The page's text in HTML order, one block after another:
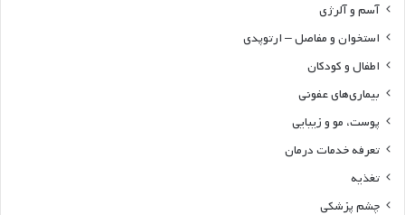
آسم و آلرژی
استخوان و مفاصل – ارتوپدی
اطفال و کودکان
بیماری‌های عفونی
پوست، مو و زیبایی
تعرفه خدمات درمان
تغذیه
چشم پزشکی